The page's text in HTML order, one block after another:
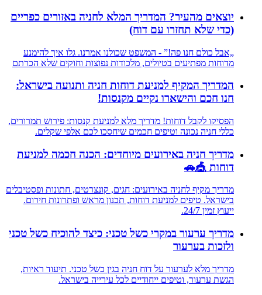
יוצאים מהעיר? המדריך המלא לחניה באזורים כפריים
(כדי שלא תחזרו עם דוח)
„אבל כולם חנו פה!” - המשפט שכולנו אמרנו. גלו איך להימנע
מדוחות מפתיעים בטיולים, מלכודות נפוצות וחוקים שלא הכרתם
המדריך המקיף למניעת דוחות חניה ותנועה בישראל:
חנו חכם והישארו נקיים מקנסות!
הפסיקו לקבל דוחות! מדריך מלא למניעת קנסות: פירוש תמרורים,
כללי חניה נכונה וטיפים חכמים שיחסכו לכם אלפי שקלים.
מדריך חניה באירועים מיוחדים: הכנה חכמה למניעת
דוחות 🎪🚗
מדריך מקיף לחניה באירועים: חגים, קונצרטים, חתונות ופסטיבלים
בישראל. טיפים למניעת דוחות, תכנון מראש ופתרונות חירום.
ייעוץ זמין 24/7.
מדריך ערעור במקרי כשל טכני: כיצד להוכיח כשל טכני
ולזכות בערעור
מדריך מלא לערעור על דוח חניה בגין כשל טכני. תיעוד ראיות,
הגשת ערעור, וטיפים ייחודיים לכל עירייה בישראל.